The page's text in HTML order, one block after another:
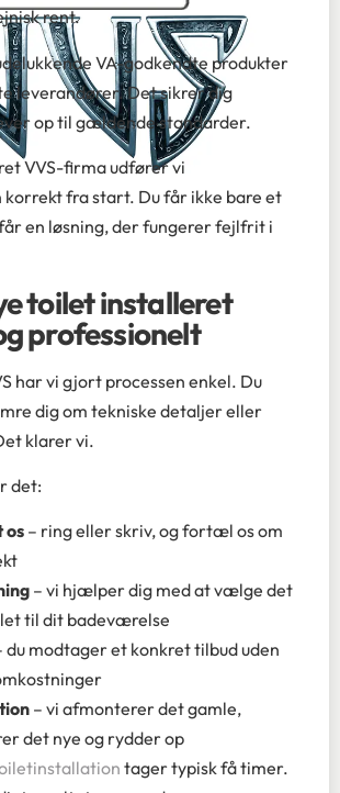
rent.
VA-godkendte produkter
leverandører. Det sikrer dig
op til gældende standarder.
VVS-firma udfører vi
fra start. Du får ikke bare et
en løsning, der fungerer fejlfrit i
toilet installeret
professionelt
har vi gjort processen enkel. Du
dig om tekniske detaljer eller
klarer vi.
det:
os – ring eller skriv, og fortæl os om
– vi hjælper dig med at vælge det
til dit badeværelse
du modtager et konkret tilbud uden
– vi afmonterer det gamle,
det nye og rydder op
tager typisk få timer.